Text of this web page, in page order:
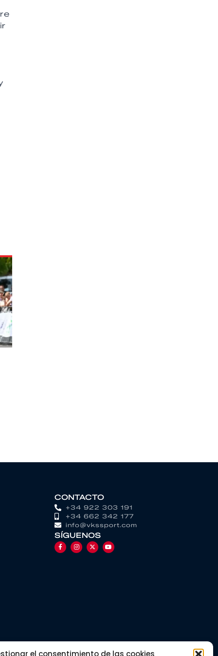
el consentimiento de las cookies
CONTACTO
+34 922 303 191
+34 662 342 177
info@vkssport.com
SÍGUENOS